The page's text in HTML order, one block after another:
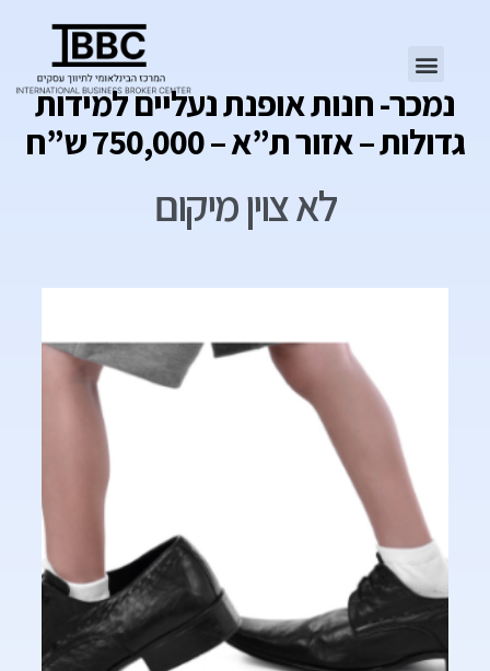
נמכר- חנות אופנת נעליים למידות
גדולות – אזור ת”א – 750,000 ש”ח
לא צוין מיקום